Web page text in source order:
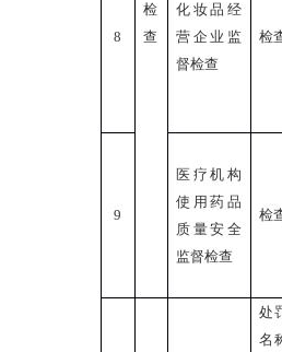
检
查
8
化妆品经
营企业监
督检查
检
9
医疗机构
使用药品
质量安全
监督检查
检
处
名